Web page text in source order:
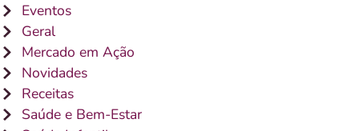
Eventos
Geral
Mercado em Ação
Novidades
Receitas
Saúde e Bem-Estar